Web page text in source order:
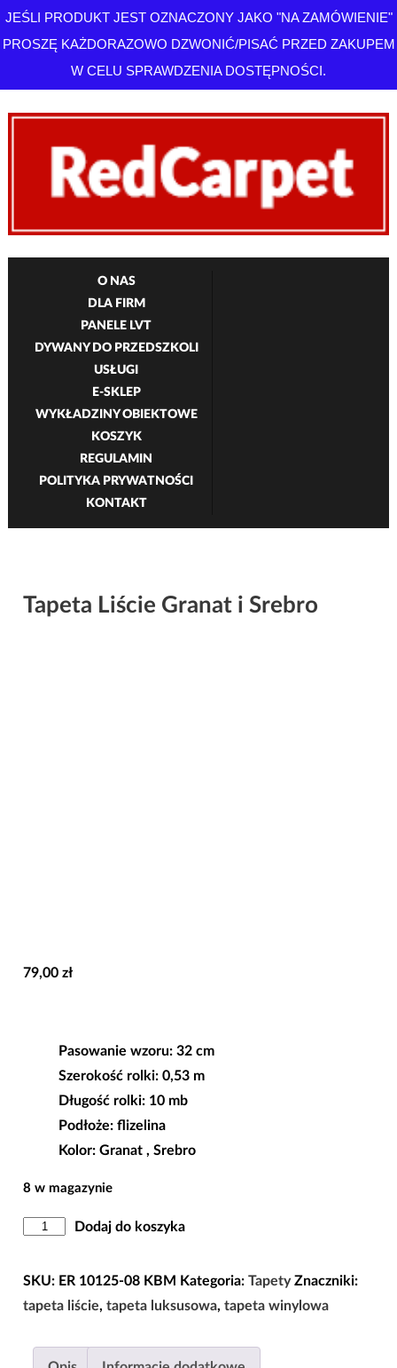
JEŚLI PRODUKT JEST OZNACZONY JAKO "NA ZAMÓWIENIE"
PROSZĘ KAŻDORAZOWO DZWONIĆ/PISAĆ PRZED ZAKUPEM
W CELU SPRAWDZENIA DOSTĘPNOŚCI.
O NAS
DLA FIRM
PANELE LVT
DYWANY DO PRZEDSZKOLI
USŁUGI
E-SKLEP
WYKŁADZINY OBIEKTOWE
KOSZYK
REGULAMIN
POLITYKA PRYWATNOŚCI
KONTAKT
Tapeta Liście Granat i Srebro
79,00 zł
Pasowanie wzoru: 32 cm
Szerokość rolki: 0,53 m
Długość rolki: 10 mb
Podłoże: flizelina
Kolor: Granat , Srebro
8 w magazynie
ilość
Liście
Granat
Srebro
Dodaj do koszyka
SKU: ER 10125-08 KBM Kategoria: Tapety Znaczniki:
tapeta liście, tapeta luksusowa, tapeta winylowa